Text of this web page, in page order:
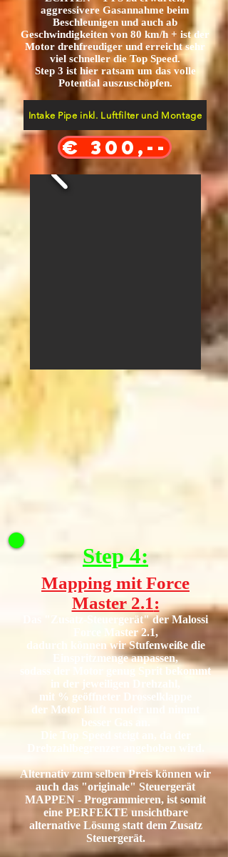
aggressivere Gasannahme beim
Beschleunigen und auch ab
Geschwindigkeiten von 80 km/h + ist der
Motor drehfreudiger und erreicht sehr
viel schneller die Top Speed.
Step 3 ist hier ratsam um das volle
Potential auszuschöpfen.
Intake Pipe inkl. Luftfilter und Montage
€ 300,--
Step 4:
Mapping mit Force
Master 2.1:
Das "Zusatz-Steuergerät" der Malossi
Force Master 2.1,
dadurch können wir Stufenweiße die
Einspritzmenge anpassen,
sodass der Motor genug Sprit bekommt
in der jeweiligen Drehzahl,
mit % geöffneter Drosselklappe
der Motor läuft runder und nimmt
besser Gas an.
Die Top Speed steigt an, da der
Alternativ zum selben Preis können wir
auch das "originale" Steuergerät
MAPPEN - Programmieren, ist somit
eine PERFEKTE unsichtbare
alternative Lösung statt dem Zusatz
Steuergerät.